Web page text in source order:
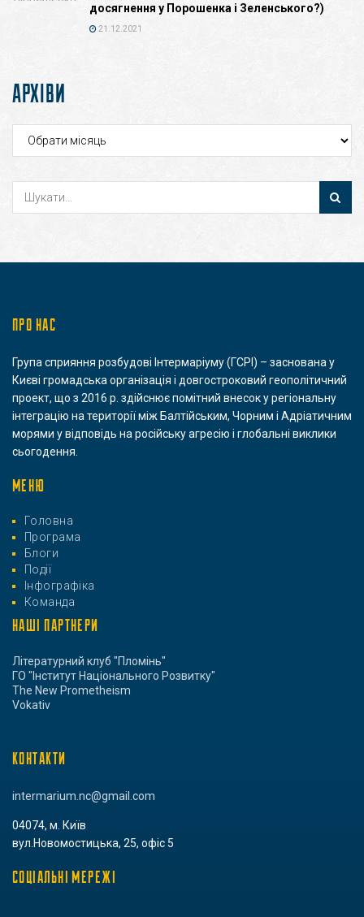
досягнення у Порошенка і Зеленського?)
21.12.2021
АРХІВИ
Архіви
ПРО НАС
Група сприяння розбудові Інтермаріуму (ГСРІ) – заснована у
Києві громадська організація і довгостроковий геополітичний
проект, що з 2016 р. здійснює помітний внесок у регіональну
інтеграцію на території між Балтійським, Чорним і Адріатичним
морями у відповідь на російську агресію і глобальні виклики
сьогодення.
МЕНЮ
Головна
Програма
Блоги
Події
Інфографіка
Команда
НАШІ ПАРТНЕРИ
Літературний клуб "Пломінь"
ГО "Інститут Національного Розвитку"
The New Prometheism
Vokativ
КОНТАКТИ
intermarium.nc@gmail.com
04074, м. Київ
вул.Новомостицька, 25, офіс 5
СОЦІАЛЬНІ МЕРЕЖІ